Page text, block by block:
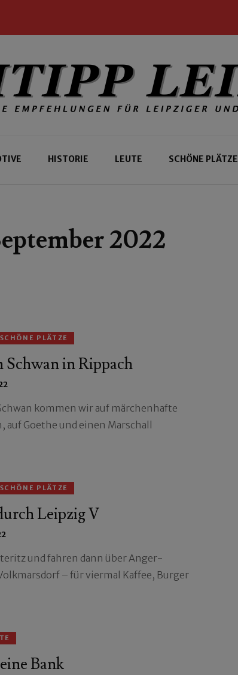
HISTORIE LEUTE SCHÖNE PLÄTZE
2022
SCHÖNE PLÄTZE
Schwan in Rippach
kommen wir auf märchenhafte
Goethe und einen Marschall
SCHÖNE PLÄTZE
Leipzig V
und fahren dann über Anger-
– für viermal Kaffee, Burger
Bank